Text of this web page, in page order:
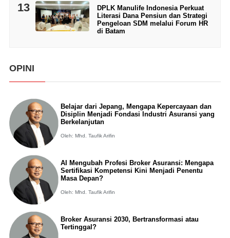
13
DPLK Manulife Indonesia Perkuat
Literasi Dana Pensiun dan Strategi
Pengeloan SDM melalui Forum HR
di Batam
OPINI
Belajar dari Jepang, Mengapa Kepercayaan dan
Disiplin Menjadi Fondasi Industri Asuransi yang
Berkelanjutan
Oleh: Mhd. Taufik Arifin
AI Mengubah Profesi Broker Asuransi: Mengapa
Sertifikasi Kompetensi Kini Menjadi Penentu
Masa Depan?
Oleh: Mhd. Taufik Arifin
Broker Asuransi 2030, Bertransformasi atau
Tertinggal?